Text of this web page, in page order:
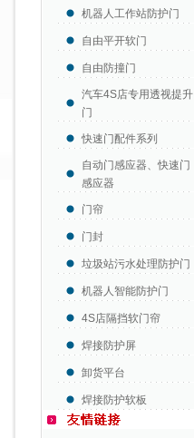
机器人工作站防护门
自由平开软门
自由防撞门
汽车4S店专用透视提升
门
快速门配件系列
自动门感应器、快速门
感应器
门帘
门封
垃圾站污水处理防护门
机器人智能防护门
4S店隔挡软门帘
焊接防护屏
卸货平台
焊接防护软板